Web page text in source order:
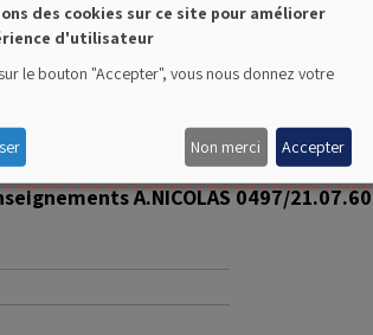
A.NICOLAS 0497/21.07.60
des cookies sur ce site pour améliorer
d'utilisateur
le bouton "Accepter", vous nous donnez votre
Non merci Accepter